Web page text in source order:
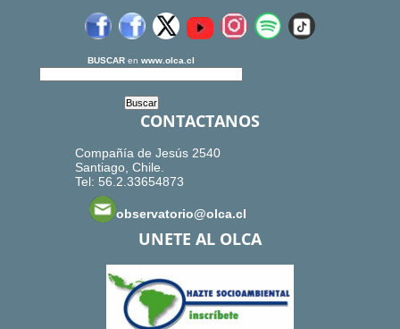
BUSCAR en www.olca.cl
CONTACTANOS
Compañía de Jesús 2540
Santiago, Chile.
Tel: 56.2.33654873
observatorio@olca.cl
UNETE AL OLCA